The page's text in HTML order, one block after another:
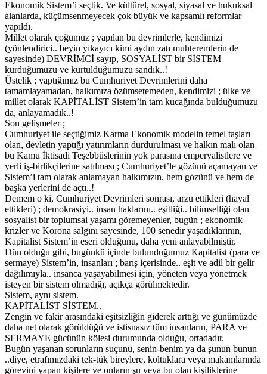
Ekonomik Sistem’i seçtik. Ve kültürel, sosyal, siyasal ve hukuksal
alanlarda, küçümsenmeyecek çok büyük ve kapsamlı reformlar
yapıldı.
Millet olarak çoğumuz ; yapılan bu devrimlerle, kendimizi
(yönlendirici.. beyin yıkayıcı kimi aydın zatı muhteremlerin de
sayesinde) DEVRİMCİ sayıp, SOSYALİST bir SİSTEM
kurduğumuzu ve kurtulduğumuzu sandık..!
Üstelik ; yaptığımız bu Cumhuriyet Devrimlerini daha
tamamlayamadan, halkımıza özümsetemeden, kendimizi ; ülke ve
millet olarak KAPİTALİST Sistem’in tam kucağında bulduğumuzu
da, anlayamadık..!
Son gelişmeler ;
Cumhuriyet ile seçtiğimiz Karma Ekonomik modelin temel taşları
olan, devletin yaptığı yatırımların durdurulması ve halkın malı olan
bu Kamu İktisadi Teşebbüslerinin yok parasına emperyalistlere ve
yerli iş-birlikçilerine satılması ; Cumhuriyet’le gözünü açamayan ve
Sistem’i tam olarak anlamayan halkımızın, hem gözünü ve hem de
başka yerlerini de açtı..!
Demem o ki, Cumhuriyet Devrimleri sonrası, arzu ettikleri (hayal
ettikleri) ; demokrasiyi.. insan haklarını.. eşitliği.. bilimselliği olan
sosyalist bir toplumsal yaşamı göremeyenler, bugün ; ekonomik
krizler ve Korona salgını sayesinde, 100 senedir yaşadıklarının,
Kapitalist Sistem’in eseri olduğunu, daha yeni anlayabilmiştir.
Dün olduğu gibi, bugünkü içinde bulunduğumuz Kapitalist (para ve
sermaye) Sistem’in, insanları ; barış içerisinde.. eşit ve adil bir gelir
dağılımıyla.. insanca yaşayabilmesi için, yöneten veya yönetmek
isteyen bir sistem olmadığı, açıkça görülmektedir.
Sistem, aynı sistem.
KAPİTALİST SİSTEM..
Zengin ve fakir arasındaki eşitsizliğin giderek arttığı ve günümüzde
daha net olarak görüldüğü ve istisnasız tüm insanların, PARA ve
SERMAYE gücünün kölesi durumunda olduğu, ortadadır.
Bugün yaşanan sorunların suçunu, senin-benim ya da şunun bunun
..diye, etrafımızdaki tek-tük bireylere, koltuklara veya makamlarında
görevini yapan kişilere ve onların şu veya bu olan kişiliklerine